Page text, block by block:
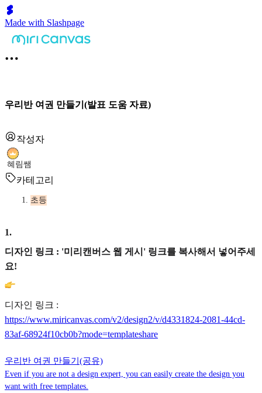
Made with Slashpage
우리반 여권 만들기(발표 도움 자료)
작성자
혜림쌤
카테고리
초등
1.
디자인 링크 : '미리캔버스 웹 게시' 링크를 복사해서 넣어주세
요!
디자인 링크 :
https://www.miricanvas.com/v2/design2/v/d4331824-2081-44cd-
83af-68924f10cb0b?mode=templateshare
우리반 여권 만들기(공유)
Even if you are not a design expert, you can easily create the design you
want with free templates.